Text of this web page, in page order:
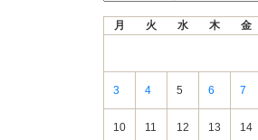
月 火 水 木 金
3 4 5 6 7
10 11 12 13 14